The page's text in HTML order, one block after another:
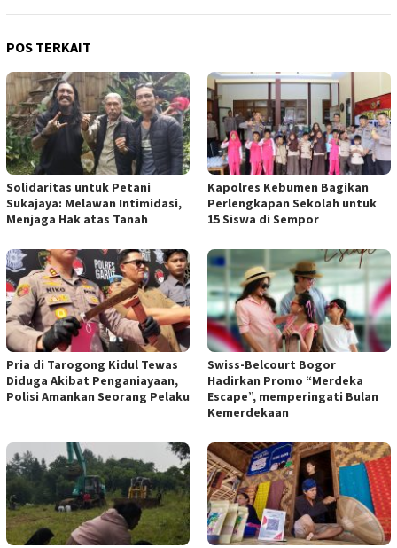
POS TERKAIT
Solidaritas untuk Petani
Sukajaya: Melawan Intimidasi,
Menjaga Hak atas Tanah
Kapolres Kebumen Bagikan
Perlengkapan Sekolah untuk
15 Siswa di Sempor
Pria di Tarogong Kidul Tewas
Diduga Akibat Penganiayaan,
Polisi Amankan Seorang Pelaku
Swiss-Belcourt Bogor
Hadirkan Promo “Merdeka
Escape”, memperingati Bulan
Kemerdekaan